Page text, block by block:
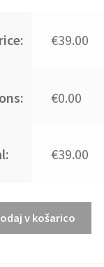
€39.00
€0.00
€39.00
v košarico